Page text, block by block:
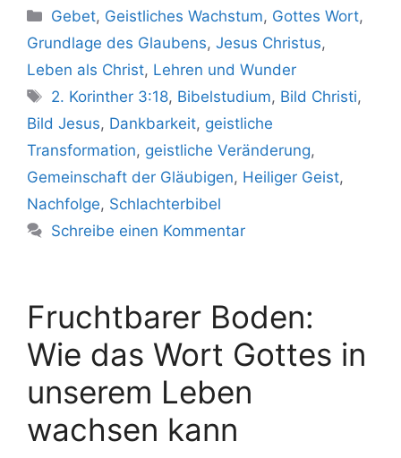
Kategorien
Gebet, Geistliches Wachstum, Gottes Wort,
Grundlage des Glaubens, Jesus Christus,
Leben als Christ, Lehren und Wunder
Schlagwörter
2. Korinther 3:18, Bibelstudium, Bild Christi,
Bild Jesus, Dankbarkeit, geistliche
Transformation, geistliche Veränderung,
Gemeinschaft der Gläubigen, Heiliger Geist,
Nachfolge, Schlachterbibel
Schreibe einen Kommentar
Fruchtbarer Boden:
Wie das Wort Gottes in
unserem Leben
wachsen kann